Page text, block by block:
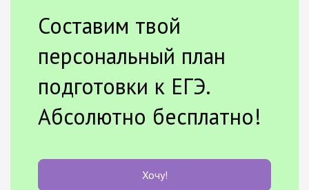
Составим твой
персональный план
подготовки к ЕГЭ.
Абсолютно бесплатно!
Хочу!